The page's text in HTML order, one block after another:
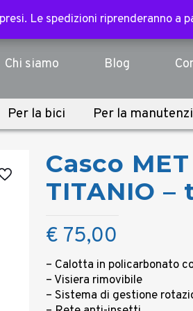
e sopra i 3.000€ per
Chi siamo Blog
Per la bici Per la
Casco
TITANIO –
€ 75,00
– Calotta in policarbonato
– Visiera rimovibile
– Sistema di gestione
Le spedizioni riprenderanno a
Le spedizioni riprenderanno a